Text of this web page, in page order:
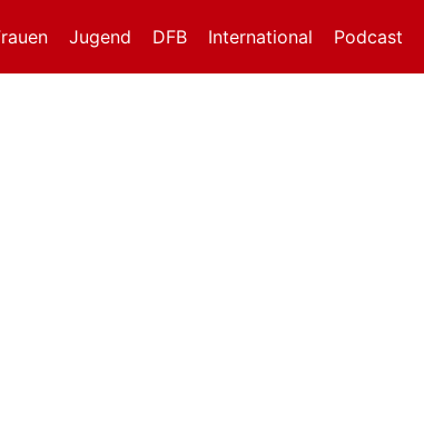
Jugend DFB International Podcast